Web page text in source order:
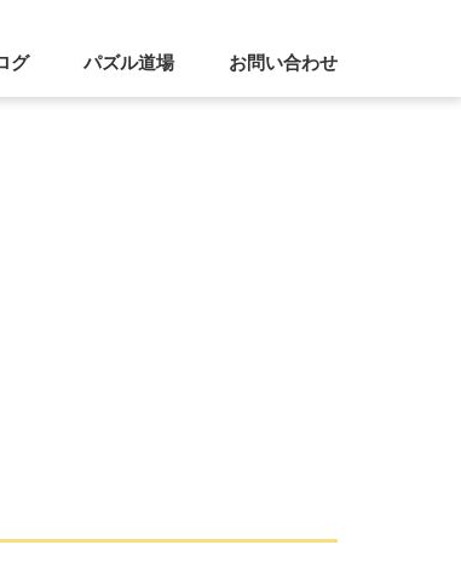
グ パズル道場 お問い合わせ